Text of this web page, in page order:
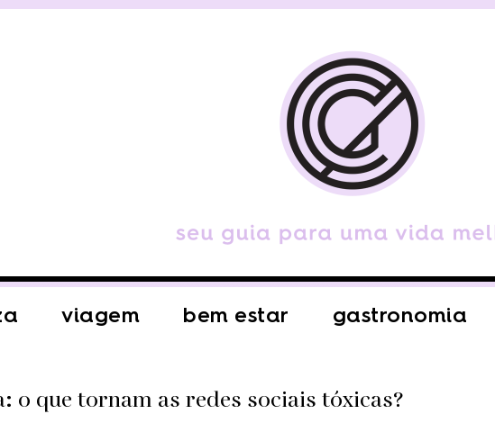
viagem bem estar gastronomia
o que tornam as redes sociais tóxicas?